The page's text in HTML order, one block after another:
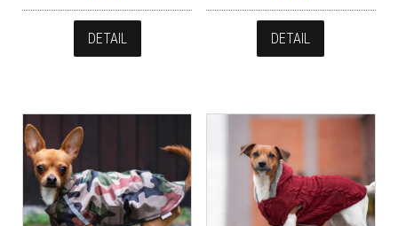
DETAIL DETAIL